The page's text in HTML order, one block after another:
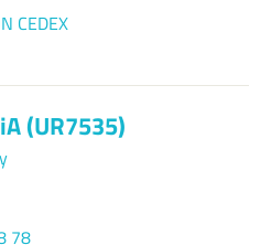
CEDEX
(UR7535)
78